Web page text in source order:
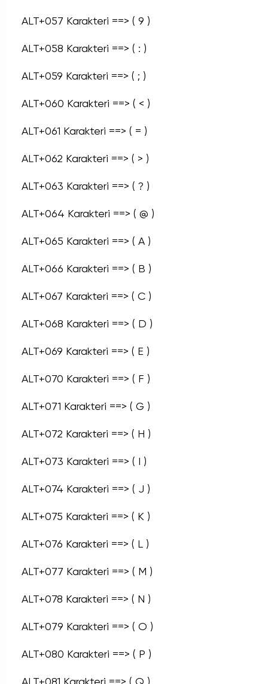
ALT+057 Karakteri ==> ( 9 )
ALT+058 Karakteri ==> ( : )
ALT+059 Karakteri ==> ( ; )
ALT+060 Karakteri ==> ( < )
ALT+061 Karakteri ==> ( = )
ALT+062 Karakteri ==> ( > )
ALT+063 Karakteri ==> ( ? )
ALT+064 Karakteri ==> ( @ )
ALT+065 Karakteri ==> ( A )
ALT+066 Karakteri ==> ( B )
ALT+067 Karakteri ==> ( C )
ALT+068 Karakteri ==> ( D )
ALT+069 Karakteri ==> ( E )
ALT+070 Karakteri ==> ( F )
ALT+071 Karakteri ==> ( G )
ALT+072 Karakteri ==> ( H )
ALT+073 Karakteri ==> ( I )
ALT+074 Karakteri ==> ( J )
ALT+075 Karakteri ==> ( K )
ALT+076 Karakteri ==> ( L )
ALT+077 Karakteri ==> ( M )
ALT+078 Karakteri ==> ( N )
ALT+079 Karakteri ==> ( O )
ALT+080 Karakteri ==> ( P )